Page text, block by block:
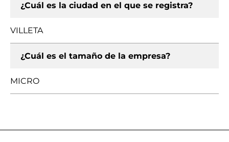
¿Cuál es la ciudad en el que se registra?
VILLETA
¿Cuál es el tamaño de la empresa?
MICRO